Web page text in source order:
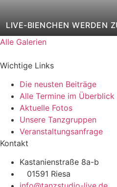
LIVE-BIENCHEN WERDEN
Alle Galerien
Wichtige Links
Die neusten Beiträge
Alle Termine im Überblick
Aktuelle Fotos
Unsere Tanzgruppen
Veranstaltungsanfrage
Kontakt
Kastanienstraße 8a-b
01591 Riesa